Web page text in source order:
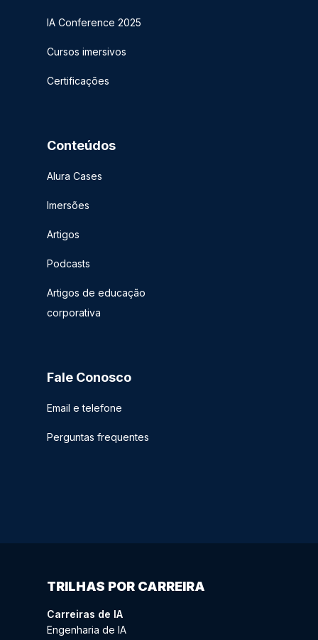
IA Conference 2025
Cursos imersivos
Certificações
Conteúdos
Alura Cases
Imersões
Artigos
Podcasts
Artigos de educação
corporativa
Fale Conosco
Email e telefone
Perguntas frequentes
TRILHAS POR CARREIRA
Carreiras de IA
Engenharia de IA